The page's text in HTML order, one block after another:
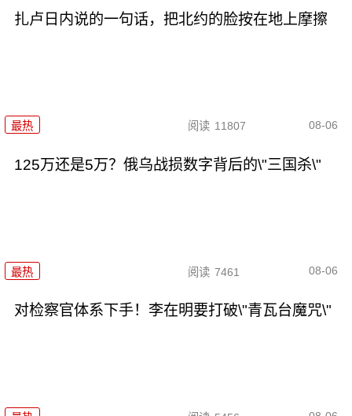
扎卢日内说的一句话，把北约的脸按在地上摩擦
最热 阅读 11807 08-06
125万还是5万？俄乌战损数字背后的\"三国杀\"
最热 阅读 7461 08-06
对检察官体系下手！李在明要打破\"青瓦台魔咒\"